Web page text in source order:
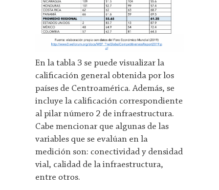
En la tabla 3 se puede visualizar la
calificación general obtenida por los
países de Centroamérica. Además, se
incluye la calificación correspondiente
al pilar número 2 de infraestructura.
Cabe mencionar que algunas de las
variables que se evalúan en la
medición son: conectividad y densidad
vial, calidad de la infraestructura,
entre otros.